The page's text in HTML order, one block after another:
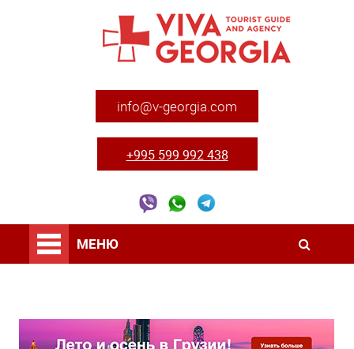
info@v-georgia.com
+995 599 992 438
МЕНЮ